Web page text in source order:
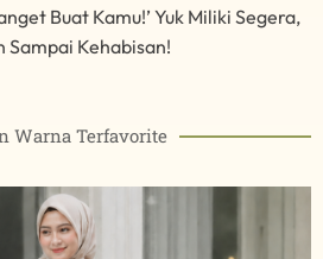
Buat Kamu!’ Yuk Miliki Segera,
Sampai Kehabisan!
Warna Terfavorite